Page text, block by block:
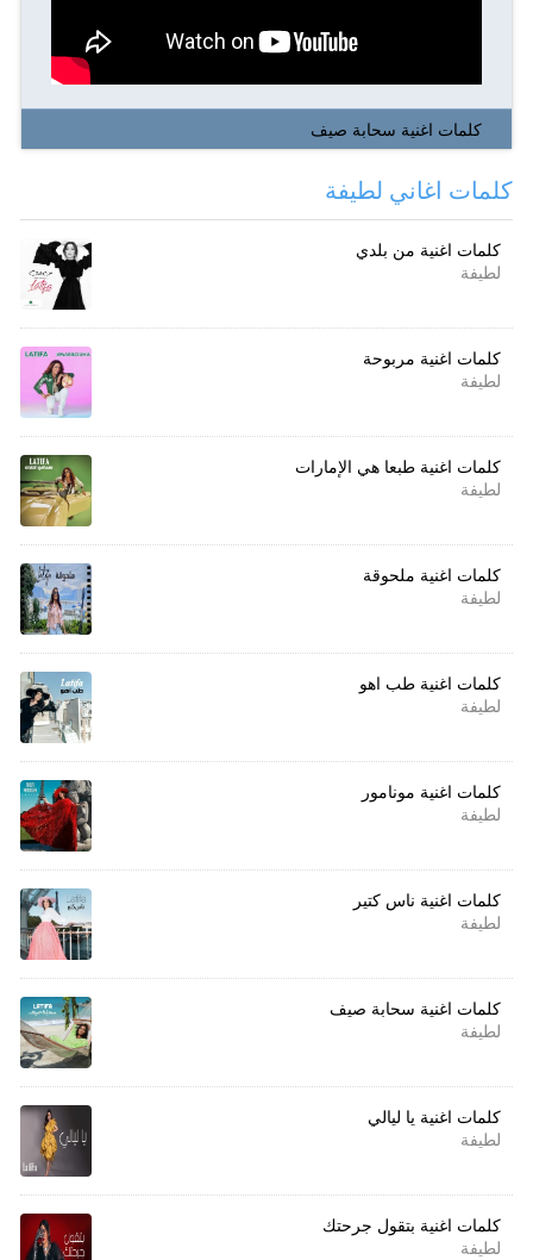
كلمات اغنية سحابة صيف
كلمات اغاني لطيفة
كلمات اغنية من بلدي
لطيفة
كلمات اغنية مربوحة
لطيفة
كلمات اغنية طبعا هي الإمارات
لطيفة
كلمات اغنية ملحوقة
لطيفة
كلمات اغنية طب اهو
لطيفة
كلمات اغنية مونامور
لطيفة
كلمات اغنية ناس كتير
لطيفة
كلمات اغنية سحابة صيف
لطيفة
كلمات اغنية يا ليالي
لطيفة
كلمات اغنية بتقول جرحتك
لطيفة